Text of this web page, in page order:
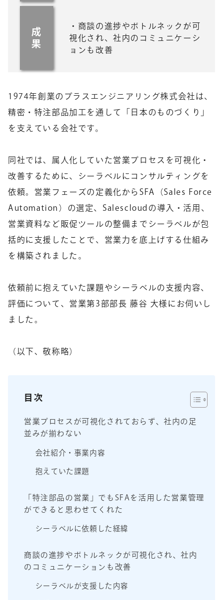
成
果
・商談の進捗やボトルネックが可
視化され、社内のコミュニケーシ
ョンも改善
1974年創業のプラスエンジニアリング株式会社は、
精密・特注部品加工を通して「日本のものづくり」
を支えている会社です。
同社では、属人化していた営業プロセスを可視化・
改善するために、シーラベルにコンサルティングを
依頼。営業フェーズの定義化からSFA（Sales Force
Automation）の選定、Salescloudの導入・活用、
営業資料など販促ツールの整備までシーラベルが包
括的に支援したことで、営業力を底上げする仕組み
を構築されました。
依頼前に抱えていた課題やシーラベルの支援内容、
評価について、営業第3部部長 藤谷 大様にお伺いし
ました。
（以下、敬称略）
目次
営業プロセスが可視化されておらず、社内の足
並みが揃わない
会社紹介・事業内容
抱えていた課題
「特注部品の営業」でもSFAを活用した営業管理
ができると思わせてくれた
シーラベルに依頼した経緯
商談の進捗やボトルネックが可視化され、社内
のコミュニケーションも改善
シーラベルが支援した内容